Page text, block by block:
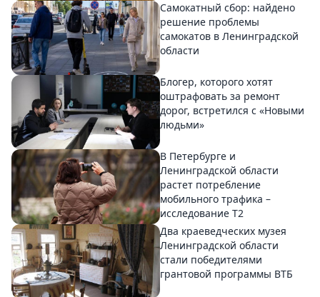
Самокатный сбор: найдено
решение проблемы
самокатов в Ленинградской
области
Блогер, которого хотят
оштрафовать за ремонт
дорог, встретился с «Новыми
людьми»
В Петербурге и
Ленинградской области
растет потребление
мобильного трафика –
исследование T2
Два краеведческих музея
Ленинградской области
стали победителями
грантовой программы ВТБ